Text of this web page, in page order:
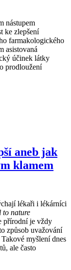
nástupem
ke zlepšení
farmakologického
asistovaná
účinek látky
prodloužení
aneb jak
klamem
lékaři i lékárníci
to nature
přírodní je vždy
způsob uvažování
myšlení dnes
ale často